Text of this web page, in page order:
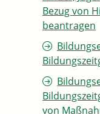
Bezug von
beantragen
von